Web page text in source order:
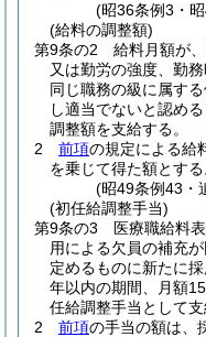
(昭36条例3・
(給料の調整額)
第9条の2
給料月額が
又は勤労の強度、勤
同じ職務の級に属す
し適当でないと認め
調整額を支給する。
2
前項の規定による給
を乗じて得た額とする
(昭49条例43・
(初任給調整手当)
第9条の3
医療職給料
用による欠員の補充
定めるものに新たに
年以内の期間、月額
任給調整手当として支
2
前項の手当の額は、